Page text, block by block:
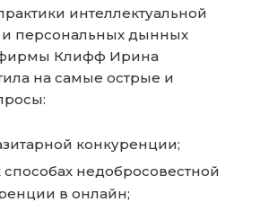
интеллектуальной
и персональных дынных
Клифф Ирина
на самые острые и
конкуренции;
недобросовестной
в онлайн;